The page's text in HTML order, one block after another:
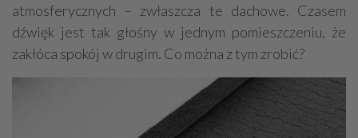
atmosferycznych – zwłaszcza te dachowe. Czasem
dźwięk jest tak głośny w jednym pomieszczeniu, że
zakłóca spokój w drugim. Co można z tym zrobić?